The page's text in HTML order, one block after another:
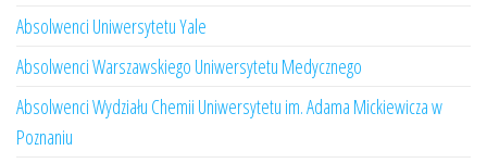
Absolwenci Uniwersytetu Yale
Absolwenci Warszawskiego Uniwersytetu Medycznego
Absolwenci Wydziału Chemii Uniwersytetu im. Adama Mickiewicza w
Poznaniu